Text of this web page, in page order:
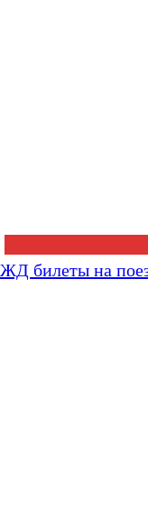
ЖД билеты на